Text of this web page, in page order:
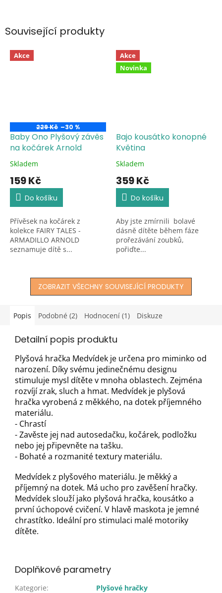
Související produkty
Akce
229 Kč –30 %
Baby Ono Plyšový závěs
na kočárek Arnold
Průměrné
hodnocení
produktu
5,0
5
hvězdiček.
Skladem
159 Kč
Do košíku
Přívěsek na kočárek z
kolekce FAIRY TALES -
ARMADILLO ARNOLD
seznamuje dítě s...
Akce
Novinka
Bajo kousátko konopné
Květina
Průměrné
hodnocení
produktu
5,0
5
hvězdiček.
Skladem
359 Kč
Do košíku
Aby jste zmírnili bolavé
dásně dítěte během fáze
prořezávání zoubků,
pořiďte...
ZOBRAZIT VŠECHNY SOUVISEJÍCÍ PRODUKTY
Popis Podobné (2) Hodnocení (1) Diskuze
Detailní popis produktu
Plyšová hračka Medvídek je určena pro miminko od
narození. Díky svému jedinečnému designu
stimuluje mysl dítěte v mnoha oblastech. Zejména
rozvíjí zrak, sluch a hmat. Medvídek je plyšová
hračka vyrobená z měkkého, na dotek příjemného
materiálu.
- Chrastí
- Zavěste jej nad autosedačku, kočárek, podložku
nebo jej připevněte na tašku.
- Bohaté a rozmanité textury materiálu.
Medvídek z plyšového materiálu. Je měkký a
příjemný na dotek. Má ucho pro zavěšení hračky.
Medvídek slouží jako plyšová hračka, kousátko a
první úchopové cvičení. V hlavě maskota je jemné
chrastítko. Ideální pro stimulaci malé motoriky
dítěte.
Doplňkové parametry
Kategorie:
Plyšové hračky